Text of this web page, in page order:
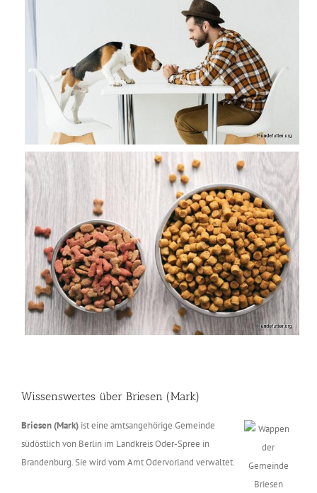
Wissenswertes über Briesen (Mark)
Briesen (Mark) ist eine amtsangehörige Gemeinde
südöstlich von Berlin im Landkreis Oder-Spree in
Brandenburg. Sie wird vom Amt Odervorland verwaltet.